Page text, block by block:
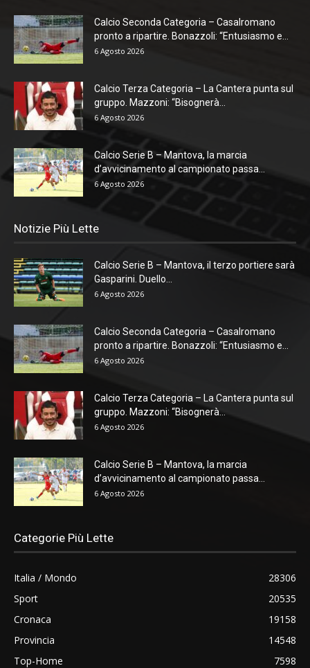
Calcio Seconda Categoria – Casalromano
pronto a ripartire. Bonazzoli: “Entusiasmo e...
6 Agosto 2026
Calcio Terza Categoria – La Cantera punta sul
gruppo. Mazzoni: “Bisognerà...
6 Agosto 2026
Calcio Serie B – Mantova, la marcia
d’avvicinamento al campionato passa...
6 Agosto 2026
Notizie Più Lette
Calcio Serie B – Mantova, il terzo portiere sarà
Gasparini. Duello...
6 Agosto 2026
Calcio Seconda Categoria – Casalromano
pronto a ripartire. Bonazzoli: “Entusiasmo e...
6 Agosto 2026
Calcio Terza Categoria – La Cantera punta sul
gruppo. Mazzoni: “Bisognerà...
6 Agosto 2026
Calcio Serie B – Mantova, la marcia
d’avvicinamento al campionato passa...
6 Agosto 2026
Categorie Più Lette
Italia / Mondo
28306
Sport
20535
Cronaca
19158
Provincia
14548
Top-Home
7598